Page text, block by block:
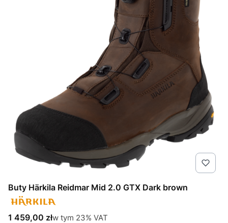
Buty Härkila Reidmar Mid 2.0 GTX Dark brown
Cena brutto
1 459,00 złw tym %s VAT
w tym 23% VAT